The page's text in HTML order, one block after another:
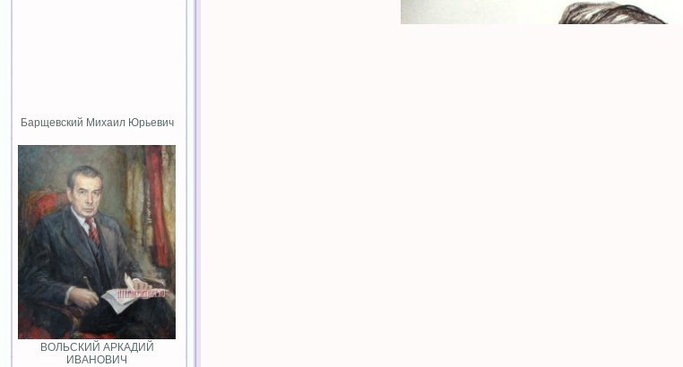
Барщевский Михаил Юрьевич
ВОЛЬСКИЙ АРКАДИЙ
ИВАНОВИЧ